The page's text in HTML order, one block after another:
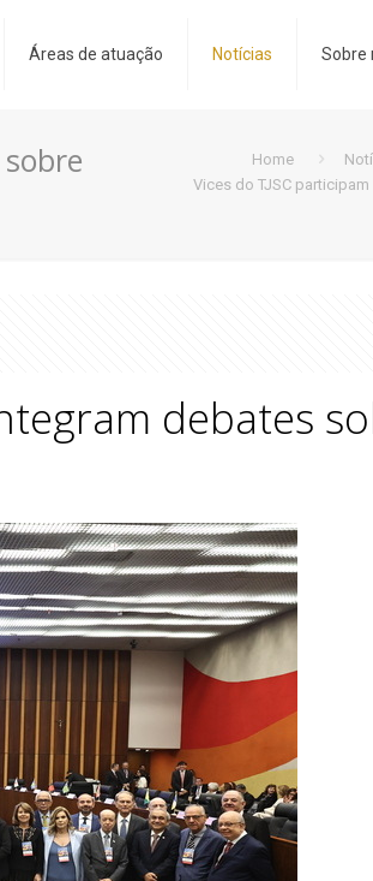
Áreas de atuação Notícias Sobre
Home
Vices do TJSC
debates